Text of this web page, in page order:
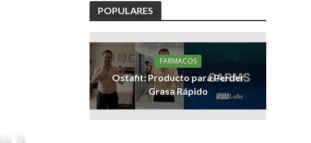
POPULARES
FARMACOS
Ostafit: Producto para Perder
Grasa Rápido